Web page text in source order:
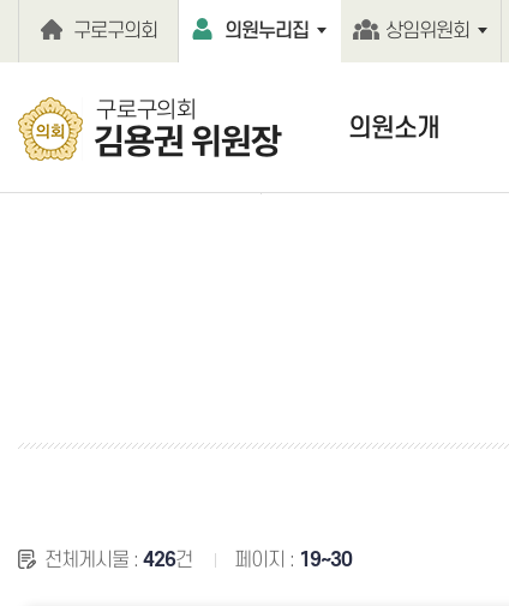
구로구의회
의원누리집 상임위원회
구로구의회
김용권 위원장 의원소개
전체게시물 : 426건 페이지 : 19~30